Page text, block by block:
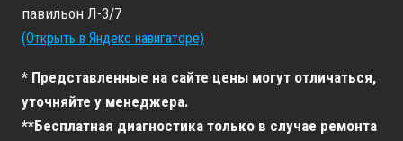
павильон Л-3/7
(Открыть в Яндекс навигаторе)
* Представленные на сайте цены могут отличаться,
уточняйте у менеджера.
**Бесплатная диагностика только в случае ремонта